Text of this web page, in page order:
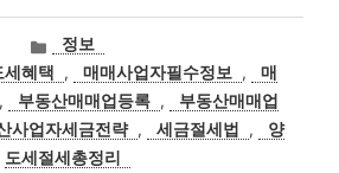
카
테
고
리
정보
혜택 , 매매사업자필수정보 ,
매
, 부동산매매업등록 ,
부동산매매업
사업자세금전략 , 세금절세법 ,
양
도세절세총정리